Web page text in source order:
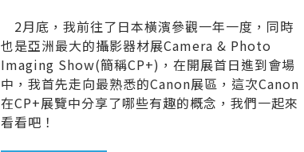
2月底，我前往了日本橫濱參觀一年一度，同時
也是亞洲最大的攝影器材展Camera & Photo
Imaging Show(簡稱CP+)，在開展首日進到會場
中，我首先走向最熟悉的Canon展區，這次Canon
在CP+展覽中分享了哪些有趣的概念，我們一起來
看看吧！